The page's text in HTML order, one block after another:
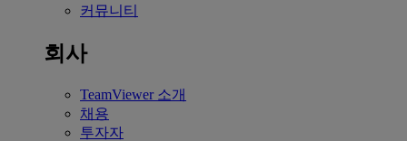
커뮤니티
회사
TeamViewer 소개
채용
투자자